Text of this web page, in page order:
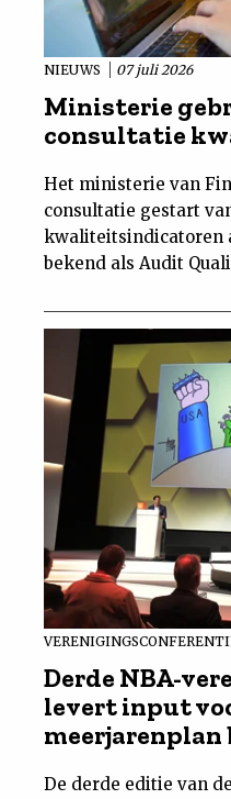
NIEUWS 07 juli 2026
Ministerie
consultatie
Het ministerie van
consultatie gestart
kwaliteitsindicatoren
bekend als Audit
Derde NBA-
levert input
De derde editie van